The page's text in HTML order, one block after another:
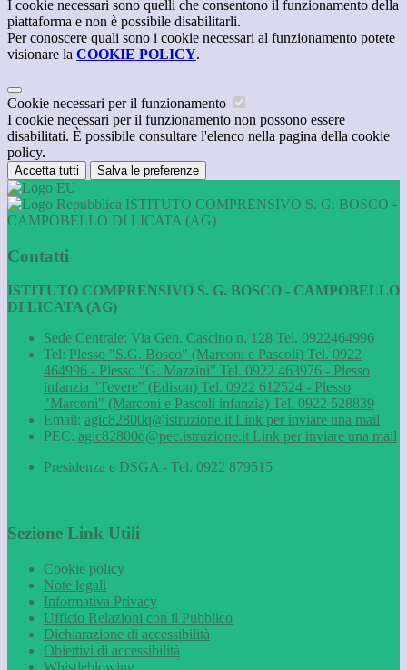
I cookie necessari sono quelli che consentono il funzionamento della
piattaforma e non è possibile disabilitarli.
Per conoscere quali sono i cookie necessari al funzionamento potete
visionare la COOKIE POLICY.
Cookie necessari per il funzionamento
I cookie necessari per il funzionamento non possono essere
disabilitati. È possibile consultare l'elenco nella pagina della cookie
policy.
Accetta tutti Salva le preferenze
ISTITUTO COMPRENSIVO S. G. BOSCO -
CAMPOBELLO DI LICATA (AG)
Contatti
ISTITUTO COMPRENSIVO S. G. BOSCO - CAMPOBELLO
DI LICATA (AG)
Sede Centrale: Via Gen. Cascino n. 128 Tel. 0922464996
Tel: Plesso "S.G. Bosco" (Marconi e Pascoli) Tel. 0922
464996 - Plesso "G. Mazzini" Tel. 0922 463976 - Plesso
infanzia "Tevere" (Edison) Tel. 0922 612524 - Plesso
"Marconi" (Marconi e Pascoli infanzia) Tel. 0922 528839
Email: agic82800q@istruzione.it Link per inviare una mail
PEC: agic82800q@pec.istruzione.it Link per inviare una mail
Presidenza e DSGA - Tel. 0922 879515
Sezione Link Utili
Cookie policy
Note legali
Informativa Privacy
Ufficio Relazioni con il Pubblico
Dichiarazione di accessibilità
Obiettivi di accessibilità
Whistleblowing